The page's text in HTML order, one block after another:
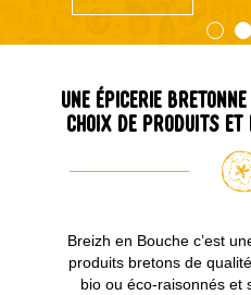
Une épicerie
choix de produits
Breizh en Bouche c’est
produits bretons de
bio ou éco-raisonnés et